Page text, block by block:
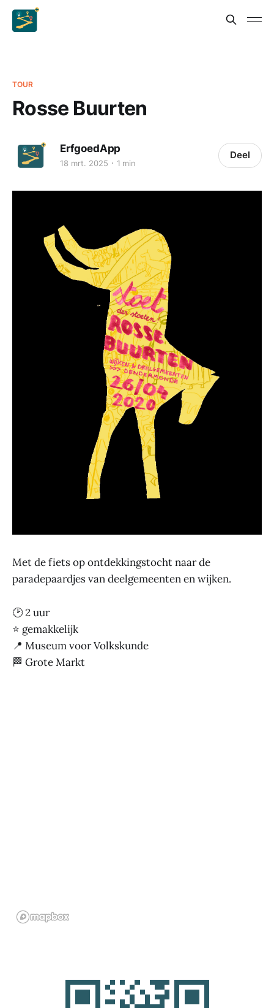
TOUR
Rosse Buurten
ErfgoedApp
18 mrt. 2025 1 min
Deel
Met de fiets op ontdekkingstocht naar de
paradepaardjes van deelgemeenten en wijken.
🕑 2 uur
⭐ gemakkelijk
📍 Museum voor Volkskunde
🏁 Grote Markt